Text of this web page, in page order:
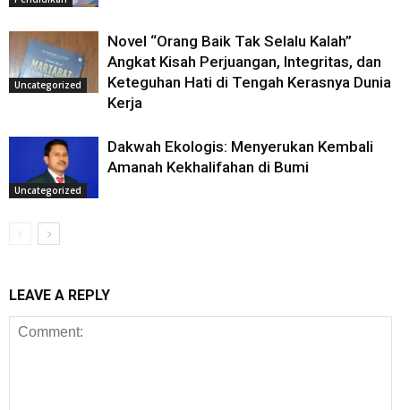
Uncategorized
Novel “Orang Baik Tak Selalu Kalah”
Angkat Kisah Perjuangan, Integritas, dan
Keteguhan Hati di Tengah Kerasnya Dunia
Kerja
Uncategorized
Dakwah Ekologis: Menyerukan Kembali
Amanah Kekhalifahan di Bumi
LEAVE A REPLY